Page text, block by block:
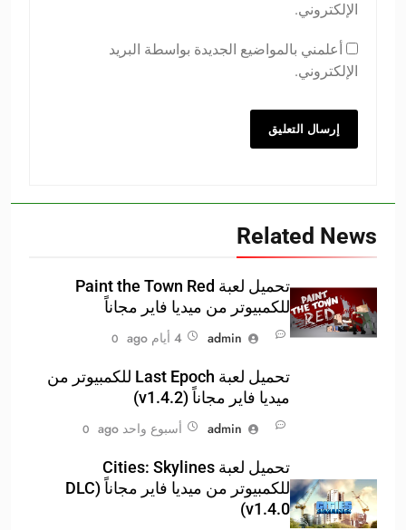
الإلكتروني.
أعلمني بالمواضيع الجديدة بواسطة البريد
الإلكتروني.
Related News
تحميل لعبة Paint the Town Red
للكمبيوتر من ميديا فاير مجاناً
admin
4 أيام ago 0
تحميل لعبة Last Epoch للكمبيوتر من
ميديا فاير مجاناً (v1.4.2)
admin
أسبوع واحد ago 0
تحميل لعبة Cities: Skylines
للكمبيوتر من ميديا فاير مجاناً (DLC
v1.4.0)